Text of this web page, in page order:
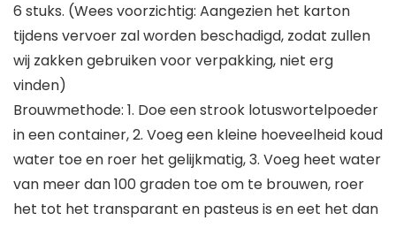
6 stuks. (Wees voorzichtig: Aangezien het karton
tijdens vervoer zal worden beschadigd, zodat zullen
wij zakken gebruiken voor verpakking, niet erg
vinden)
Brouwmethode: 1. Doe een strook lotuswortelpoeder
in een container, 2. Voeg een kleine hoeveelheid koud
water toe en roer het gelijkmatig, 3. Voeg heet water
van meer dan 100 graden toe om te brouwen, roer
het tot het transparant en pasteus is en eet het dan